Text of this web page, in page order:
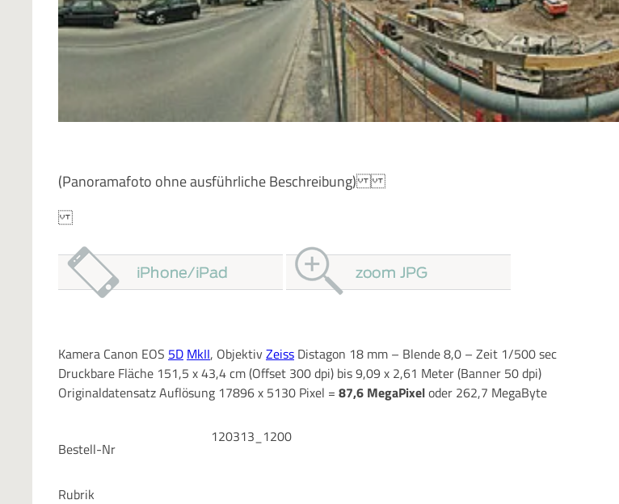
(Panoramafoto ohne ausführliche Beschreibung)
Kamera Canon EOS 5D MkII, ObjektivZeiss Distagon 18 mm – Blende 8,0 – Zeit 1/500 sec
Druckbare Fläche 151,5 x 43,4 cm (Offset 300 dpi) bis 9,09 x 2,61 Meter (Banner 50 dpi)
Originaldatensatz Auflösung 17896 x 5130 Pixel = 87,6 MegaPixeloder 262,7 MegaByte
Bestell-Nr
120313_1200
Rubrik